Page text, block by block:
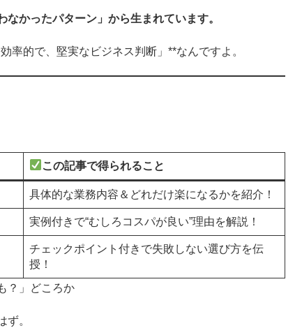
かったパターン」から生まれています。
率的で、堅実なビジネス判断」**なんですよ。
この記事で得られること
具体的な業務内容＆どれだけ楽になるかを紹介！
実例付きで“むしろコスパが良い”理由を解説！
チェックポイント付きで失敗しない選び方を伝
授！
？」どころか
ず。